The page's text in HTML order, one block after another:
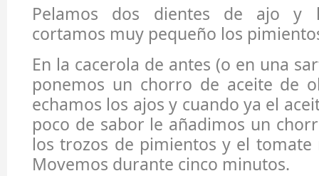
Pelamos dos dientes de ajo y
cortamos muy pequeño los
En la cacerola de antes (o en una
ponemos un chorro de aceite de
echamos los ajos y cuando ya el
poco de sabor le añadimos un
los trozos de pimientos y el
Movemos durante cinco minutos.